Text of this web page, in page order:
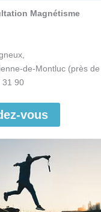
Magnétisme
de-Montluc (près
90
vous